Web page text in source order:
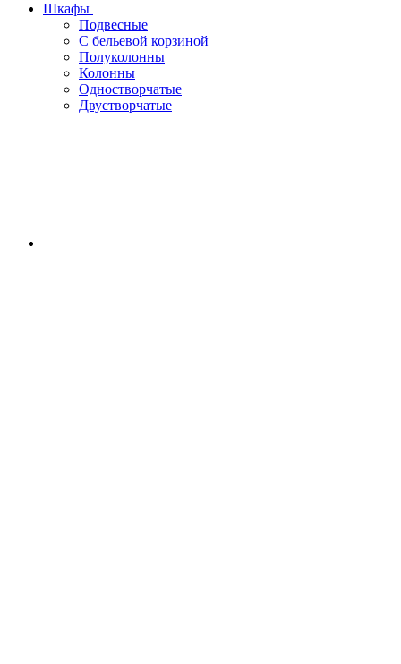
Шкафы
Подвесные
С бельевой корзиной
Полуколонны
Колонны
Одностворчатые
Двустворчатые